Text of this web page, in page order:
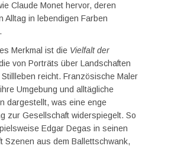
Claude Monet hervor, deren
Alltag in lebendigen Farben
Merkmal ist die Vielfalt der
von Porträts über Landschaften
reicht. Französische Maler
Umgebung und alltägliche
dargestellt, was eine enge
zur Gesellschaft widerspiegelt. So
Edgar Degas in seinen
Szenen aus dem Ballettschwank,